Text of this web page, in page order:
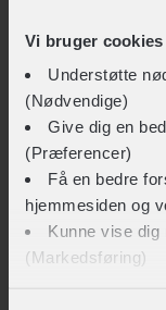
Vi bruger
Understøtte
(Nødvendige)
Give dig en
(Præferencer)
Få en bedre
hjemmesiden og
Kunne vise dig
(Markedsføring)
SP Connect
Smartphone Bike